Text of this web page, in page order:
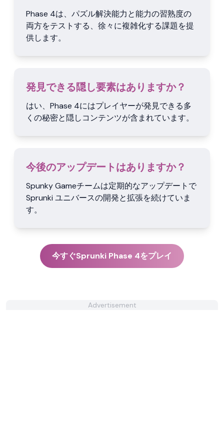
Phase 4は、パズル解決能力と能力の習熟度の
両方をテストする、徐々に複雑化する課題を提
供します。
発見できる隠し要素はありますか？
はい、Phase 4にはプレイヤーが発見できる多
くの秘密と隠しコンテンツが含まれています。
今後のアップデートはありますか？
Spunky Gameチームは定期的なアップデートで
Sprunki ユニバースの開発と拡張を続けていま
す。
今すぐSprunki Phase 4をプレイ
Advertisement